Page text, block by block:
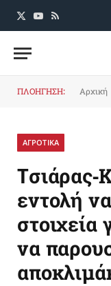
X
YouTube
RSS
ΠΛΟΗΓΗΣΗ: Αρχική
ΑΓΡΟΤΙΚΑ
Tσιάρας-
εντολή
στοιχεία
να